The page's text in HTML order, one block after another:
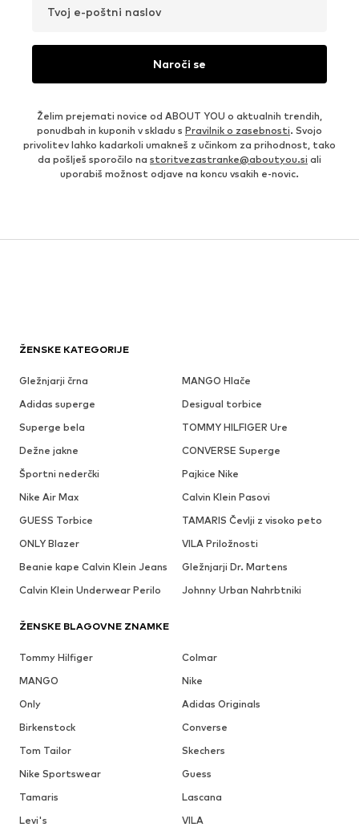
Tvoj e-poštni naslov
Naroči se
Želim prejemati novice od ABOUT YOU o aktualnih trendih,
ponudbah in kuponih v skladu s Pravilnik o zasebnosti. Svojo
privolitev lahko kadarkoli umakneš z učinkom za prihodnost, tako
da pošlješ sporočilo na storitvezastranke@aboutyou.si ali
uporabiš možnost odjave na koncu vsakih e-novic.
ŽENSKE KATEGORIJE
Gležnjarji črna
MANGO Hlače
Adidas superge
Desigual torbice
Superge bela
TOMMY HILFIGER Ure
Dežne jakne
CONVERSE Superge
Športni nederčki
Pajkice Nike
Nike Air Max
Calvin Klein Pasovi
GUESS Torbice
TAMARIS Čevlji z visoko peto
ONLY Blazer
VILA Priložnosti
Beanie kape Calvin Klein Jeans
Gležnjarji Dr. Martens
Calvin Klein Underwear Perilo
Johnny Urban Nahrbtniki
ŽENSKE BLAGOVNE ZNAMKE
Tommy Hilfiger
Colmar
MANGO
Nike
Only
Adidas Originals
Birkenstock
Converse
Tom Tailor
Skechers
Nike Sportswear
Guess
Tamaris
Lascana
Levi's
VILA